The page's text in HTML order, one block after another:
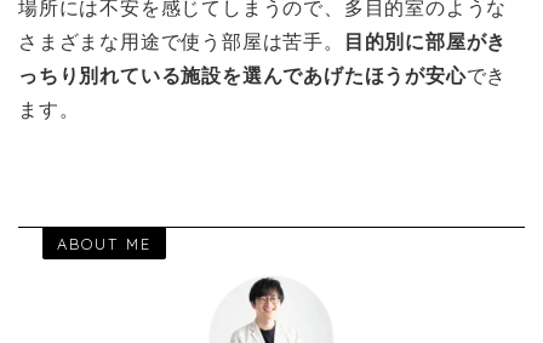
場所には不安を感じてしまうので、多目的室のような
さまざまな用途で使う部屋は苦手。
目的別に部屋がき
っちり別れている施設を選んであげたほうが安心でき
ます。
ABOUT ME